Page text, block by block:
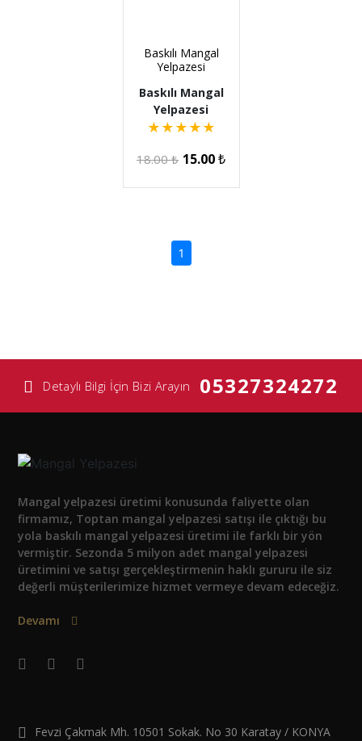
Baskılı Mangal
Yelpazesi
Baskılı Mangal
Yelpazesi
★ ★ ★ ★ ★
18.00₺ 15.00₺
1
Detaylı Bilgi İçin Bizi Arayın 05327324272
Mangal yelpazesi üretimi konusunda faliyette olan
firmamız, Toptan mangal yelpazesi satışı ile çıktığı bu
yola baskılı mangal yelpazesi üretimi ile farklı bir yön
vermiştir. Sezonda 5 milyon adet mangal yelpazesi
üretimini ve satışı gerçekleştirmenin haklı gururu ile siz
değerli müşterilerimize hizmet vermeye devam edeceğiz.
Devamı
Fevzi Çakmak Mh. 10501 Sokak. No 30 Karatay / KONYA